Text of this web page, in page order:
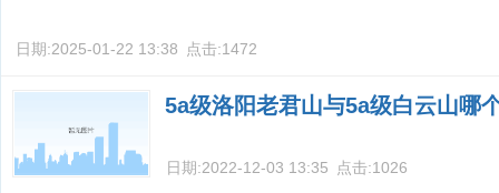
日期:2025-01-22 13:38 点击:1472
5a级洛阳老君山与5a级白云山哪
日期:2022-12-03 13:35 点击:1026